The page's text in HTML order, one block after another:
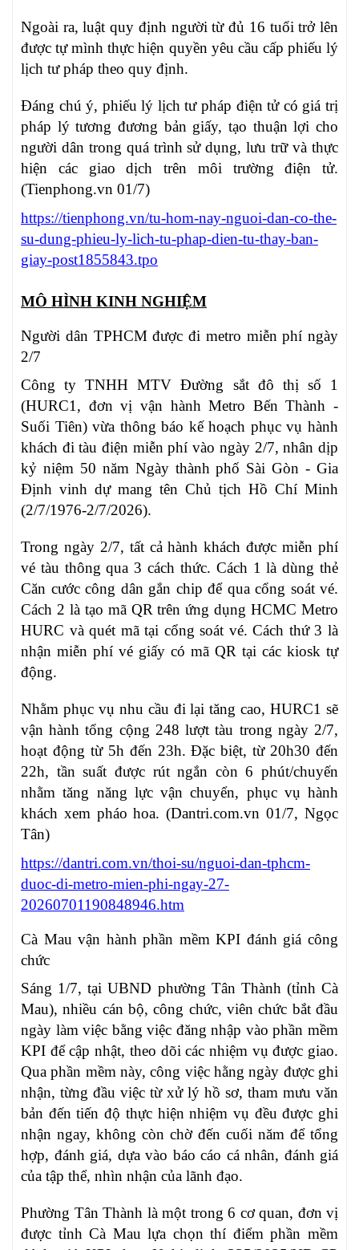
Ngoài ra, luật quy định người từ đủ 16 tuổi trở lên
được tự mình thực hiện quyền yêu cầu cấp phiếu lý
lịch tư pháp theo quy định.
Đáng chú ý, phiếu lý lịch tư pháp điện tử có giá trị
pháp lý tương đương bản giấy, tạo thuận lợi cho
người dân trong quá trình sử dụng, lưu trữ và thực
hiện các giao dịch trên môi trường điện tử.
(Tienphong.vn 01/7)
https://tienphong.vn/tu-hom-nay-nguoi-dan-co-the-
su-dung-phieu-ly-lich-tu-phap-dien-tu-thay-ban-
giay-post1855843.tpo
MÔ HÌNH KINH NGHIỆM
Người dân TPHCM được đi metro miễn phí ngày
2/7
Công ty TNHH MTV Đường sắt đô thị số 1
(HURC1, đơn vị vận hành Metro Bến Thành -
Suối Tiên) vừa thông báo kế hoạch phục vụ hành
khách đi tàu điện miễn phí vào ngày 2/7, nhân dịp
kỷ niệm 50 năm Ngày thành phố Sài Gòn - Gia
Định vinh dự mang tên Chủ tịch Hồ Chí Minh
(2/7/1976-2/7/2026).
Trong ngày 2/7, tất cả hành khách được miễn phí
vé tàu thông qua 3 cách thức. Cách 1 là dùng thẻ
Căn cước công dân gắn chip để qua cổng soát vé.
Cách 2 là tạo mã QR trên ứng dụng HCMC Metro
HURC và quét mã tại cổng soát vé. Cách thứ 3 là
nhận miễn phí vé giấy có mã QR tại các kiosk tự
động.
Nhằm phục vụ nhu cầu đi lại tăng cao, HURC1 sẽ
vận hành tổng cộng 248 lượt tàu trong ngày 2/7,
hoạt động từ 5h đến 23h. Đặc biệt, từ 20h30 đến
22h, tần suất được rút ngắn còn 6 phút/chuyến
nhằm tăng năng lực vận chuyển, phục vụ hành
khách xem pháo hoa. (Dantri.com.vn 01/7, Ngọc
Tân)
https://dantri.com.vn/thoi-su/nguoi-dan-tphcm-
duoc-di-metro-mien-phi-ngay-27-
20260701190848946.htm
Cà Mau vận hành phần mềm KPI đánh giá công
chức
Sáng 1/7, tại UBND phường Tân Thành (tỉnh Cà
Mau), nhiều cán bộ, công chức, viên chức bắt đầu
ngày làm việc bằng việc đăng nhập vào phần mềm
KPI để cập nhật, theo dõi các nhiệm vụ được giao.
Qua phần mềm này, công việc hằng ngày được ghi
nhận, từng đầu việc từ xử lý hồ sơ, tham mưu văn
bản đến tiến độ thực hiện nhiệm vụ đều được ghi
nhận ngay, không còn chờ đến cuối năm để tổng
hợp, đánh giá, dựa vào báo cáo cá nhân, đánh giá
của tập thể, nhìn nhận của lãnh đạo.
Phường Tân Thành là một trong 6 cơ quan, đơn vị
được tỉnh Cà Mau lựa chọn thí điểm phần mềm